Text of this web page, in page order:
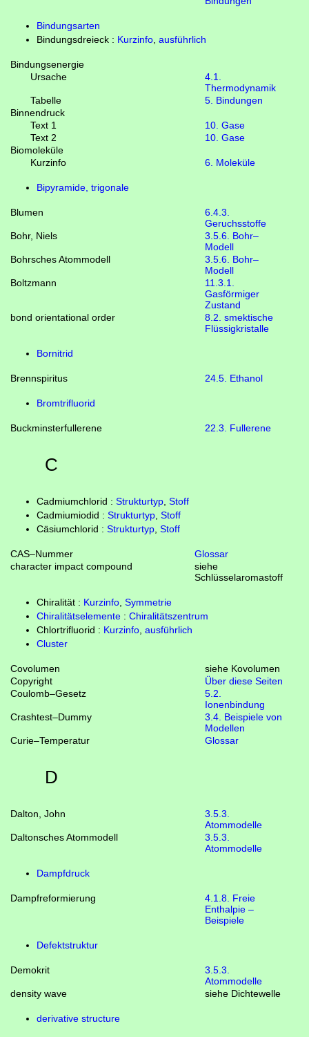
Bindungsarten
Bindungsdreieck : Kurzinfo ,ausführlich
Bindungsenergie
Ursache
4.1.
Thermodynamik
Tabelle
5. Bindungen
Binnendruck
Text 1
10. Gase
Text 2
10. Gase
Biomoleküle
Kurzinfo
6. Moleküle
Bipyramide, trigonale
Blumen
6.4.3.
Geruchsstoffe
Bohr, Niels
3.5.6. Bohr–
Modell
Bohrsches Atommodell
3.5.6. Bohr–
Modell
Boltzmann
11.3.1.
Gasförmiger
Zustand
bond orientational order
8.2. smektische
Flüssigkristalle
Bornitrid
Brennspiritus 24.5. Ethanol
Bromtrifluorid
Buckminsterfullerene 22.3. Fullerene
C
Cadmiumchlorid :Strukturtyp,Stoff
Cadmiumiodid :Strukturtyp,Stoff
Cäsiumchlorid :Strukturtyp,Stoff
CAS–Nummer
Glossar
character impact compound
siehe
Schlüsselaromastoff
Chiralität : Kurzinfo,Symmetrie
Chiralitätselemente :Chiralitätszentrum
Chlortrifluorid : Kurzinfo,ausführlich
Cluster
Covolumen
siehe Kovolumen
Copyright
Über diese Seiten
Coulomb–Gesetz
5.2.
Ionenbindung
Crashtest–Dummy
3.4. Beispiele von
Modellen
Curie–Temperatur
Glossar
D
Dalton, John
3.5.3.
Atommodelle
Daltonsches Atommodell
3.5.3.
Atommodelle
Dampfdruck
Dampfreformierung
4.1.8. Freie
Enthalpie –
Beispiele
Defektstruktur
Demokrit
3.5.3.
Atommodelle
density wave
siehe Dichtewelle
derivative structure